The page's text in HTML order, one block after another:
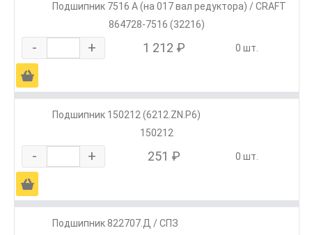
Подшипник 7516 А (на 017 вал редуктора) / CRAFT
864728-7516 (32216)
- + 1 212 ₽ 0 шт.
Ä
Подшипник 150212 (6212.ZN.P6)
150212
- + 251 ₽ 0 шт.
Ä
Подшипник 822707.Д / СПЗ